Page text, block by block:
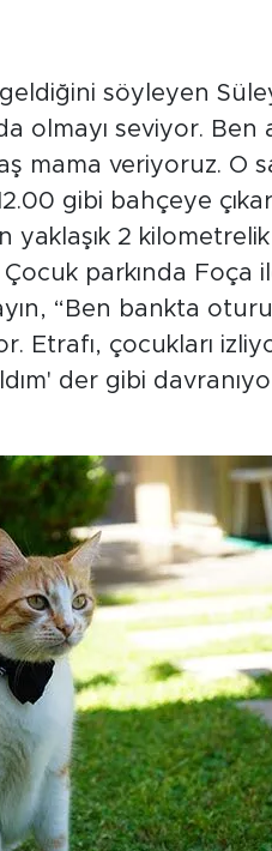
söyleyen
olmayı seviyor. Ben
mama veriyoruz. O
gibi bahçeye
yaklaşık 2
parkında Foça
“Ben bankta
Etrafı, çocukları
der gibi